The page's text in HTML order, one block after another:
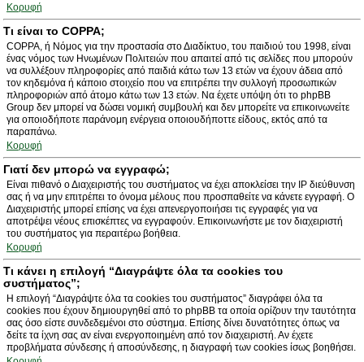
Κορυφή
Τι είναι το COPPA;
COPPA, ή Νόμος για την προστασία στο Διαδίκτυο, του παιδιού του 1998, είναι
ένας νόμος των Ηνωμένων Πολιτειών που απαιτεί από τις σελίδες που μπορούν
να συλλέξουν πληροφορίες από παιδιά κάτω των 13 ετών να έχουν άδεια από
τον κηδεμόνα ή κάποιο στοιχείο που να επιτρέπει την συλλογή προσωπικών
πληροφοριών από άτομο κάτω των 13 ετών. Να έχετε υπόψη ότι το phpBB
Group δεν μπορεί να δώσει νομική συμβουλή και δεν μπορείτε να επικοινωνείτε
για οποιοδήποτε παράνομη ενέργεια οποιουδήποττε είδους, εκτός από τα
παραπάνω.
Κορυφή
Γιατί δεν μπορώ να εγγραφώ;
Είναι πιθανό ο Διαχειριστής του συστήματος να έχει αποκλείσει την IP διεύθυνση
σας ή να μην επιτρέπει το όνομα μέλους που προσπαθείτε να κάνετε εγγραφή. Ο
Διαχειριστής μπορεί επίσης να έχει απενεργοποιήσει τις εγγραφές για να
αποτρέψει νέους επισκέπτες να εγγραφούν. Επικοινωνήστε με τον διαχειριστή
του συστήματος για περαιτέρω βοήθεια.
Κορυφή
Τι κάνει η επιλογή “Διαγράψτε όλα τα cookies του
συστήματος”;
Η επιλογή “Διαγράψτε όλα τα cookies του συστήματος” διαγράφει όλα τα
cookies που έχουν δημιουργηθεί από το phpBB τα οποία ορίζουν την ταυτότητα
σας όσο είστε συνδεδεμένοι στο σύστημα. Επίσης δίνει δυνατότητες όπως να
δείτε τα ίχνη σας αν είναι ενεργοποιημένη από τον διαχειριστή. Αν έχετε
προβλήματα σύνδεσης ή αποσύνδεσης, η διαγραφή των cookies ίσως βοηθήσει.